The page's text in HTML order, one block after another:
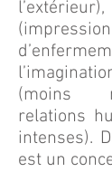
(moins
relations
intenses).
est un